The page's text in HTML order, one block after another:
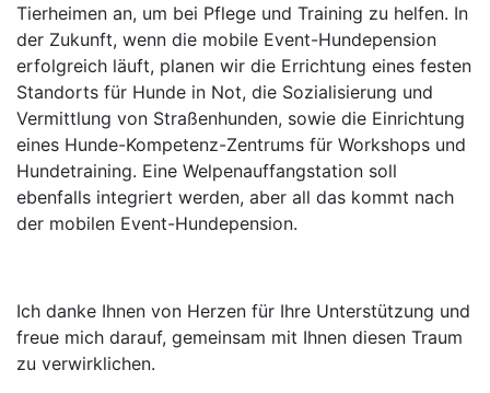
Tierheimen an, um bei Pflege und Training zu helfen. In
der Zukunft, wenn die mobile Event-Hundepension
erfolgreich läuft, planen wir die Errichtung eines festen
Standorts für Hunde in Not, die Sozialisierung und
Vermittlung von Straßenhunden, sowie die Einrichtung
eines Hunde-Kompetenz-Zentrums für Workshops und
Hundetraining. Eine Welpenauffangstation soll
ebenfalls integriert werden, aber all das kommt nach
der mobilen Event-Hundepension.
Ich danke Ihnen von Herzen für Ihre Unterstützung und
freue mich darauf, gemeinsam mit Ihnen diesen Traum
zu verwirklichen.